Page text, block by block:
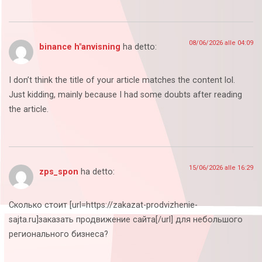
binance h"anvisning ha detto: 08/06/2026 alle 04:09
I don’t think the title of your article matches the content lol.
Just kidding, mainly because I had some doubts after reading
the article.
zps_spon ha detto: 15/06/2026 alle 16:29
Сколько стоит [url=https://zakazat-prodvizhenie-
sajta.ru]заказать продвижение сайта[/url] для небольшого
регионального бизнеса?